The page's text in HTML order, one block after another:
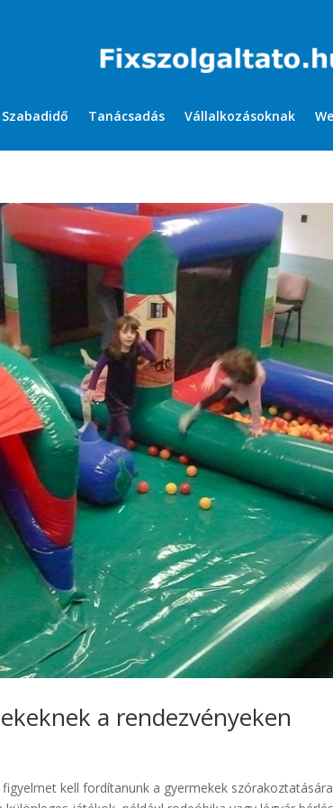
Szabadidő Tanácsadás Vállalkozásoknak
a rendezvényeken
kell fordítanunk a gyermekek